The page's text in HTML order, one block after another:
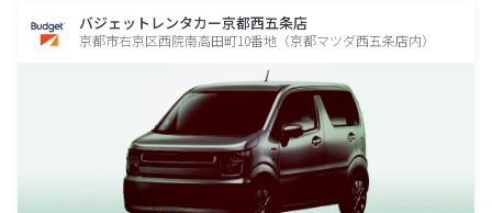
バジェットレンタカー京都西五条店
京都市右京区西院南高田町10番地（京都マツダ西五条店内）